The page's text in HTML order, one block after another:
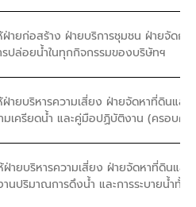
ายก่อสร้าง ฝ่ายบริการชุมชน ฝ่ายจัดกา
รปล่อยน้ำในทุกกิจกรรมของบริษัทฯ
ายบริหารความเสี่ยง ฝ่ายจัดหาที่ดินแ
เครียดน้ำ และคู่มือปฏิบัติงาน (ครอบคลุ
ายบริหารความเสี่ยง ฝ่ายจัดหาที่ดินแ
นปริมาณการดึงน้ำ และการระบายน้ำทั้